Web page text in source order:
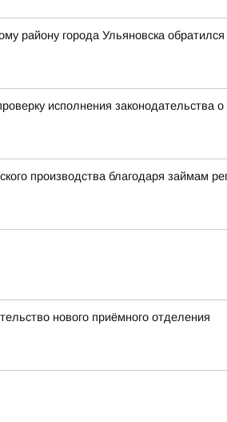
району города Ульяновска
исполнения законодательства
производства благодаря займам
нового приёмного отделения